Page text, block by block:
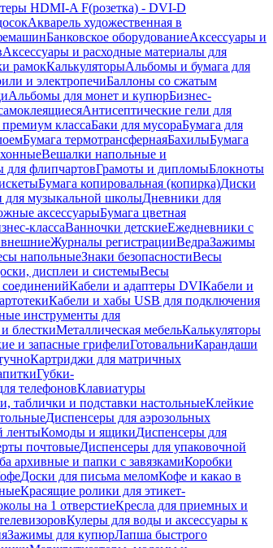
HDMI-A F(розетка) - DVI-D
Акварель художественная в
Банковское оборудованиеАксессуары и
Аксессуары и расходные материалы для
рамокКалькуляторыАльбомы и бумага для
и электропечиБаллоны со сжатым
Альбомы для монет и купюрБизнес-
Антисептические гели для
классаБаки для мусораБумага для
Бумага термотрансфернаяБахилыБумага
Вешалки напольные и
для флипчартовГрамоты и дипломыБлокноты
Бумага копировальная (копирка)Диски
для музыкальной школыДневники для
аксессуарыБумага цветная
классаВанночки детскиеЕжедневники с
Журналы регистрацииВедраЗажимы
напольныеЗнаки безопасностиВесы
дисплеи и системыВесы
Кабели и адаптеры DVIКабели и
Кабели и хабы USB для подключения
инструменты для
блесткиМеталлическая мебельКалькуляторы
и запасные грифелиГотовальниКарандаши
Картриджи для матричных
Губки-
телефоновКлавиатуры
таблички и подставки настольныеКлейкие
Диспенсеры для аэрозольных
лентыКомоды и ящикиДиспенсеры для
почтовыеДиспенсеры для упаковочной
архивные и папки с завязкамиКоробки
Доски для письма меломКофе и какао в
Красящие ролики для этикет-
на 1 отверстиеКресла для приемных и
Кулеры для воды и аксессуары к
Зажимы для купюрЛапша быстрого